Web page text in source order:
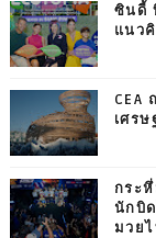
ซินดี้
แนว
CEA
เศร
กระ
นักบิ
มวย